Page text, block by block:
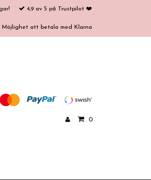
4,9 av 5 på Trustpilot ❤️
Möjlighet att betala med Klarna
0